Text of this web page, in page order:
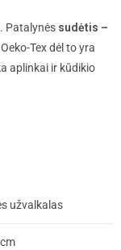
. Patalynės sudėtis –
Tex dėl to yra
aplinkai ir kūdikio
užvalkalas